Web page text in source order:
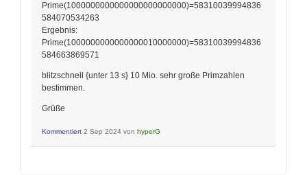
Prime(1000000000000000000000000)=58310039994836
584070534263
Ergebnis:
Prime(1000000000000000010000000)=58310039994836
584663869571
blitzschnell {unter 13 s} 10 Mio. sehr große Primzahlen
bestimmen.
Grüße
Kommentiert 2 Sep 2024 von hyperG